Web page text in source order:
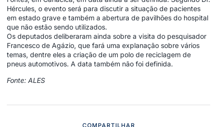
Hércules, o evento será para discutir a situação de pacientes
em estado grave e também a abertura de pavilhões do hospital
que não estão sendo utilizados.
Os deputados deliberaram ainda sobre a visita do pesquisador
Francesco de Agázio, que fará uma explanação sobre vários
temas, dentre eles a criação de um polo de reciclagem de
pneus automotivos. A data também não foi definida.
Fonte: ALES
COMPARTILHAR